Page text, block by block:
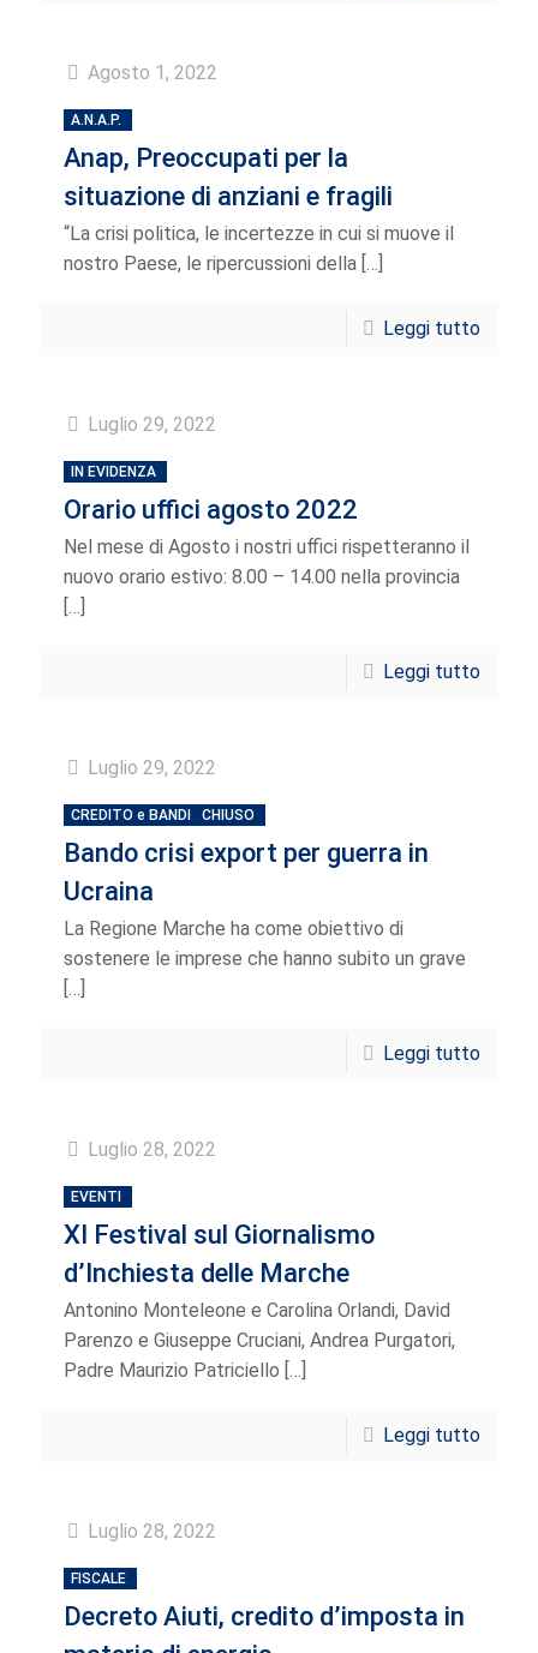
Agosto 1, 2022
A.N.A.P.
Anap, Preoccupati per la
situazione di anziani e fragili
“La crisi politica, le incertezze in cui si muove il
nostro Paese, le ripercussioni della […]
Leggi tutto
Luglio 29, 2022
IN EVIDENZA
Orario uffici agosto 2022
Nel mese di Agosto i nostri uffici rispetteranno il
nuovo orario estivo: 8.00 – 14.00 nella provincia
[…]
Leggi tutto
Luglio 29, 2022
CREDITO e BANDI CHIUSO
Bando crisi export per guerra in
Ucraina
La Regione Marche ha come obiettivo di
sostenere le imprese che hanno subito un grave
[…]
Leggi tutto
Luglio 28, 2022
EVENTI
XI Festival sul Giornalismo
d’Inchiesta delle Marche
Antonino Monteleone e Carolina Orlandi, David
Parenzo e Giuseppe Cruciani, Andrea Purgatori,
Padre Maurizio Patriciello […]
Leggi tutto
Luglio 28, 2022
FISCALE
Decreto Aiuti, credito d’imposta in